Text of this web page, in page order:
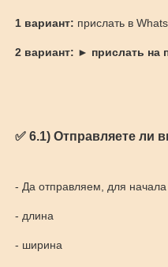
1 вариант: прислать в
2 вариант: ► прислать на
✅ 6.1) Отправляете ли
- Да отправляем, для начала
- длина
- ширина